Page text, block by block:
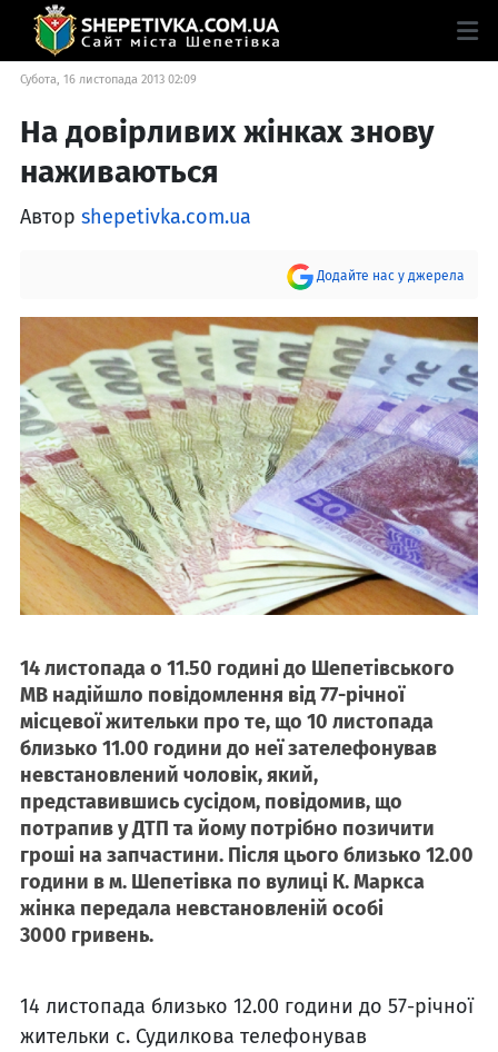
Субота, 16 листопада 2013 02:09
На довірливих жінках знову
наживаються
Автор shepetivka.com.ua
Додайте нас у джерела
14 листопада о 11.50 годині до Шепетівського
МВ надійшло повідомлення від 77-річної
місцевої жительки про те, що 10 листопада
близько 11.00 години до неї зателефонував
невстановлений чоловік, який,
представившись сусідом, повідомив, що
потрапив у ДТП та йому потрібно позичити
гроші на запчастини. Після цього близько 12.00
години в м. Шепетівка по вулиці К. Маркса
жінка передала невстановленій особі
3000 гривень.
14 листопада близько 12.00 години до 57-річної
жительки с. Судилкова телефонував